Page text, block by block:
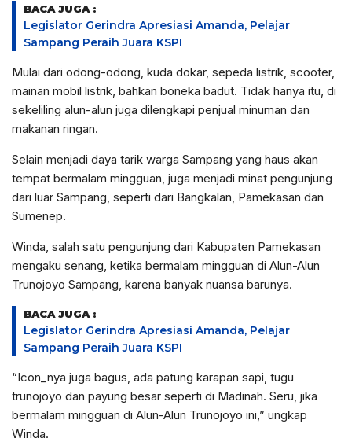
BACA JUGA :
Legislator Gerindra Apresiasi Amanda, Pelajar
Sampang Peraih Juara KSPI
Mulai dari odong-odong, kuda dokar, sepeda listrik, scooter,
mainan mobil listrik, bahkan boneka badut. Tidak hanya itu, di
sekeliling alun-alun juga dilengkapi penjual minuman dan
makanan ringan.
Selain menjadi daya tarik warga Sampang yang haus akan
tempat bermalam mingguan, juga menjadi minat pengunjung
dari luar Sampang, seperti dari Bangkalan, Pamekasan dan
Sumenep.
Winda, salah satu pengunjung dari Kabupaten Pamekasan
mengaku senang, ketika bermalam mingguan di Alun-Alun
Trunojoyo Sampang, karena banyak nuansa barunya.
BACA JUGA :
Legislator Gerindra Apresiasi Amanda, Pelajar
Sampang Peraih Juara KSPI
“Icon_nya juga bagus, ada patung karapan sapi, tugu
trunojoyo dan payung besar seperti di Madinah. Seru, jika
bermalam mingguan di Alun-Alun Trunojoyo ini,” ungkap
Winda.